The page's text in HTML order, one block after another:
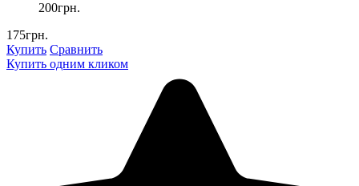
200грн.
175грн.
Купить Сравнить
Купить одним кликом